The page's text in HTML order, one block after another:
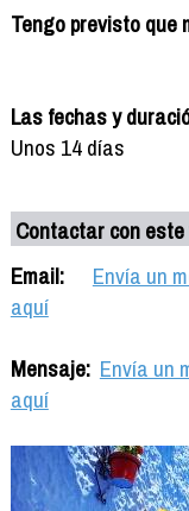
Tengo previsto que
Las fechas y
Unos 14 días
Contactar con
Email:
Envía un
aquí
Mensaje: Envía un
aquí